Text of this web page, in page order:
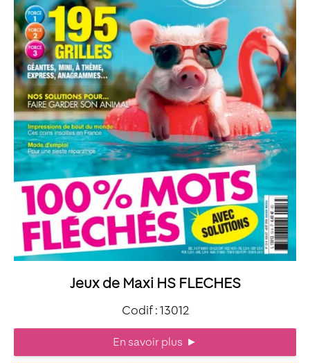
Jeux de Maxi HS FLECHES
Codif : 13012
En savoir plus ►